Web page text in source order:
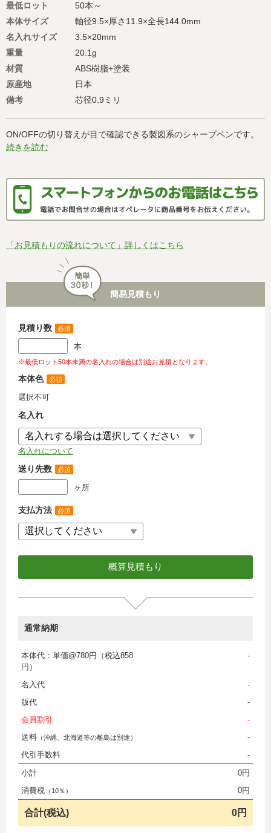
最低ロット
50本～
本体サイズ
軸径9.5×厚さ11.9×全長144.0mm
名入れサイズ
3.5×20mm
重量
20.1g
材質
ABS樹脂+塗装
原産地
日本
備考
芯径0.9ミリ
ON/OFFの切り替えが目で確認できる製図系のシャープペンです。
続きを読む
「お見積もりの流れについて」詳しくはこちら
簡易見積もり
見積り数 必須
本
※最低ロット50本未満の名入れの場合は別途お見積となります。
本体色 必須
選択不可
名入れ
名入れについて
送り先数 必須
ヶ所
支払方法 必須
通常納期
本体代：単価@780円（税込858
円）
-
名入代
-
版代
-
会員割引
-
送料 （沖縄、北海道等の離島は別途）
-
代引手数料
-
小計
0円
消費税 （10％） 0円
合計(税込) 0円